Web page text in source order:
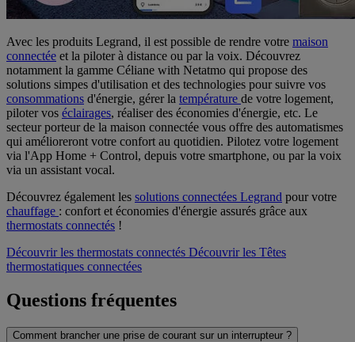
Avec les produits Legrand, il est possible de rendre votre maison
connectée et la piloter à distance ou par la voix. Découvrez
notamment la gamme Céliane with Netatmo qui propose des
solutions simpes d'utilisation et des technologies pour suivre vos
consommations d'énergie, gérer la température de votre logement,
piloter vos éclairages, réaliser des économies d'énergie, etc. Le
secteur porteur de la maison connectée vous offre des automatismes
qui amélioreront votre confort au quotidien. Pilotez votre logement
via l'App Home + Control, depuis votre smartphone, ou par la voix
via un assistant vocal.
Découvrez également les solutions connectées Legrand pour votre
chauffage : confort et économies d'énergie assurés grâce aux
thermostats connectés !
Découvrir les thermostats connectés Découvrir les Têtes
thermostatiques connectées
Questions fréquentes
Comment brancher une prise de courant sur un interrupteur ?